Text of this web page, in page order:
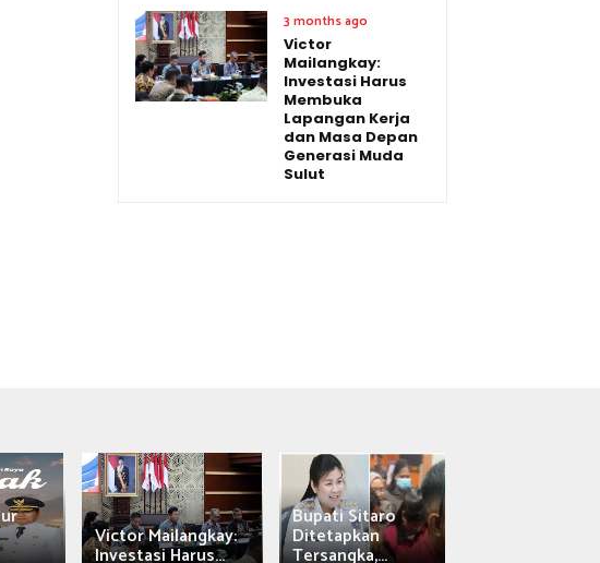
3 months ago
Victor
Mailangkay:
Investasi Harus
Membuka
Lapangan Kerja
dan Masa Depan
Generasi Muda
Sulut
Victor Mailangkay:
Investasi Harus...
Bupati Sitaro
Ditetapkan
Tersangka,...